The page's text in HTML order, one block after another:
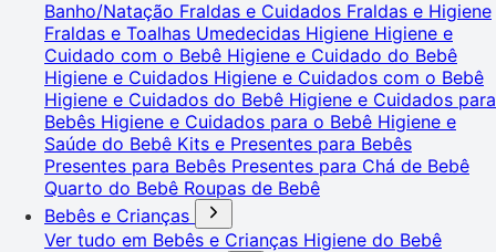
Banho/Natação Fraldas e Cuidados Fraldas e Higiene
Fraldas e Toalhas Umedecidas Higiene Higiene e
Cuidado com o Bebê Higiene e Cuidado do Bebê
Higiene e Cuidados Higiene e Cuidados com o Bebê
Higiene e Cuidados do Bebê Higiene e Cuidados para
Bebês Higiene e Cuidados para o Bebê Higiene e
Saúde do Bebê Kits e Presentes para Bebês
Presentes para Bebês Presentes para Chá de Bebê
Quarto do Bebê Roupas de Bebê
Bebês e Crianças
Ver tudo em Bebês e Crianças Higiene do Bebê